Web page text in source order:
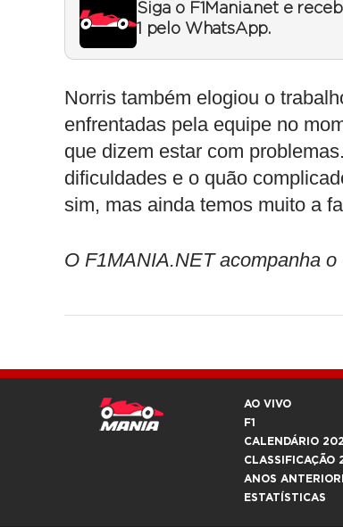
Siga o F1Mania.net e
1 pelo WhatsApp.
Norris também elogiou o
enfrentadas pela equipe no
que dizem estar com
dificuldades e o quão
sim, mas ainda temos muito a
O F1MANIA.NET acompanha o
AO VIVO
F1
CALENDÁRIO
CLASSIFICAÇÃO
ANOS
ESTATÍSTICAS